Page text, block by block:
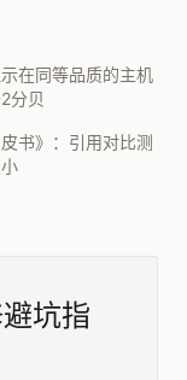
在同等品质的主机
分贝
书》：引用对比测
坑指